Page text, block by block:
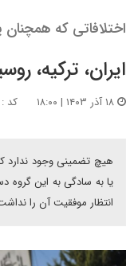
اختلافاتی که
ایران، ترکیه،
کد : ۲۰۲۹۸۴۵
هیچ تضمینی وجود ندارد
یا به سادگی به این گروه
انتظار موفقیت آن را